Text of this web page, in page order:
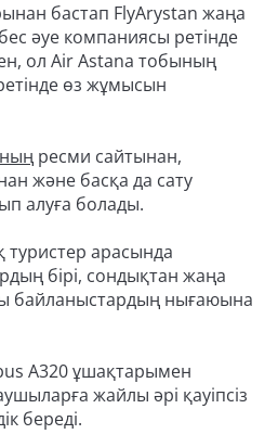
бастап FlyArystan жаңа
әуе компаниясы ретінде
ол Air Astana тобының
өз жұмысын
ресми сайтынан,
және басқа да сату
алуға болады.
туристер арасында
бірі, сондықтан жаңа
байланыстардың нығаюына
A320 ұшақтарымен
жайлы әрі қауіпсіз
береді.